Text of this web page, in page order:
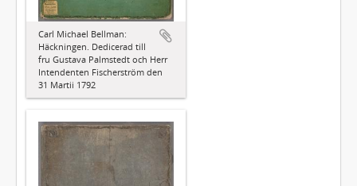
Carl Michael Bellman:
Häckningen. Dedicerad till
fru Gustava Palmstedt och Herr
Intendenten Fischerström den
31 Martii 1792